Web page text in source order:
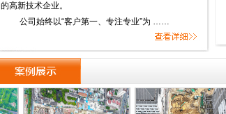
的高新技术企业。
公司始终以“客户第一、专注专业”为 ……